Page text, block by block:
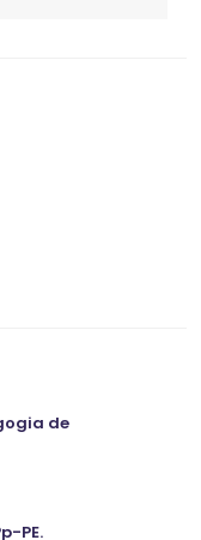
de
PE.